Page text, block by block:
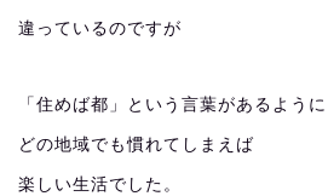
違っているのですが
「住めば都」という言葉があるように
どの地域でも慣れてしまえば
楽しい生活でした。